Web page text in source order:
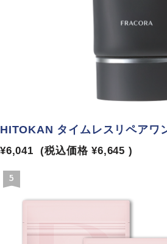
HITOKAN タイムレスリペアワ
¥6,041 (税込価格 ¥6,645 )
5